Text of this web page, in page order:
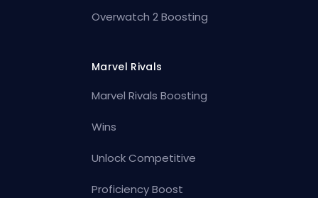
Overwatch 2 Boosting
Marvel Rivals
Marvel Rivals Boosting
Wins
Unlock Competitive
Proficiency Boost